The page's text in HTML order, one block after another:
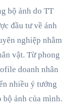
bộ ảnh do TT
đầu tư về ánh
nghiệp nhằm
vật. Từ phong
doanh nhân
nhiều ý tưởng
ảnh của mình.